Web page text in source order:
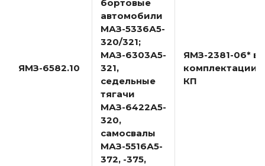
ЯМЗ-6582.10
бортовые
автомобили
МАЗ-5336А5-
320/321;
МАЗ-6303А5-
321,
седельные
тягачи
МАЗ-6422А5-
320,
самосвалы
МАЗ-5516А5-
372, -375,
ЯМЗ-2381-06* в
комплектации с
КП